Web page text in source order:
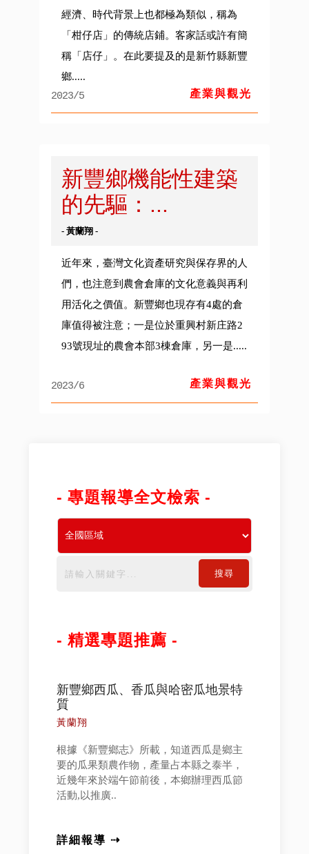
經濟、時代背景上也都極為類似，稱為
「柑仔店」的傳統店鋪。客家話或許有簡
稱「店仔」。在此要提及的是新竹縣新豐
鄉.....
2023/5
產業與觀光
新豐鄉機能性建築
的先驅：...
- 黃蘭翔 -
近年來，臺灣文化資產研究與保存界的人
們，也注意到農會倉庫的文化意義與再利
用活化之價值。新豐鄉也現存有4處的倉
庫值得被注意；一是位於重興村新庄路2
93號現址的農會本部3棟倉庫，另一是.....
2023/6 產業與觀光
- 專題報導全文檢索 -
搜尋
- 精選專題推薦 -
新豐鄉西瓜、香瓜與哈密瓜地景特
質
黃蘭翔
根據《新豐鄉志》所載，知道西瓜是鄉主
要的瓜果類農作物，產量占本縣之泰半，
近幾年來於端午節前後，本鄉辦理西瓜節
活動,以推廣..
詳細報導 ⇢